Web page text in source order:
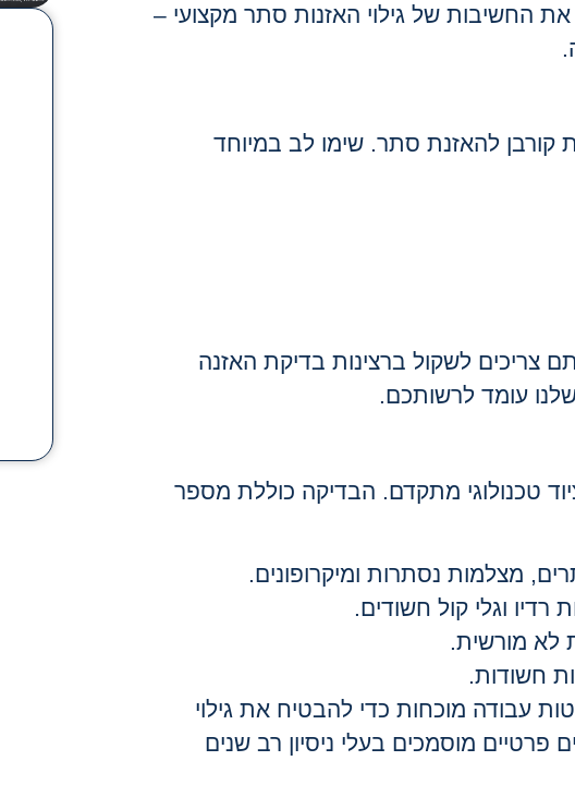
של גילוי האזנות סתר מקצועי –
קורבן להאזנת סתר. שימו לב במיוחד
צריכים לשקול ברצינות בדיקת האזנה
עומד לרשותכם.
טכנולוגי מתקדם. הבדיקה כוללת מספר
מצלמות נסתרות ומיקרופונים.
רדיו וגלי קול חשודים.
לא מורשית.
חשודות.
עבודה מוכחות כדי להבטיח את גילוי
פרטיים מוסמכים בעלי ניסיון רב שנים